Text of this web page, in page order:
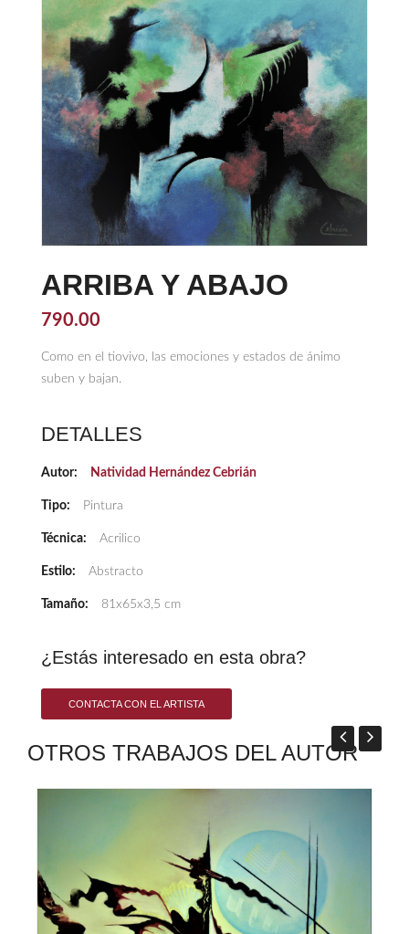
ARRIBA Y ABAJO
790.00
Como en el tiovivo, las emociones y estados de ánimo
suben y bajan.
DETALLES
Autor: Natividad Hernández Cebrián
Tipo: Pintura
Técnica: Acrilico
Estilo: Abstracto
Tamaño: 81x65x3,5 cm
¿Estás interesado en esta obra?
CONTACTA CON EL ARTISTA
OTROS TRABAJOS DEL AUTOR